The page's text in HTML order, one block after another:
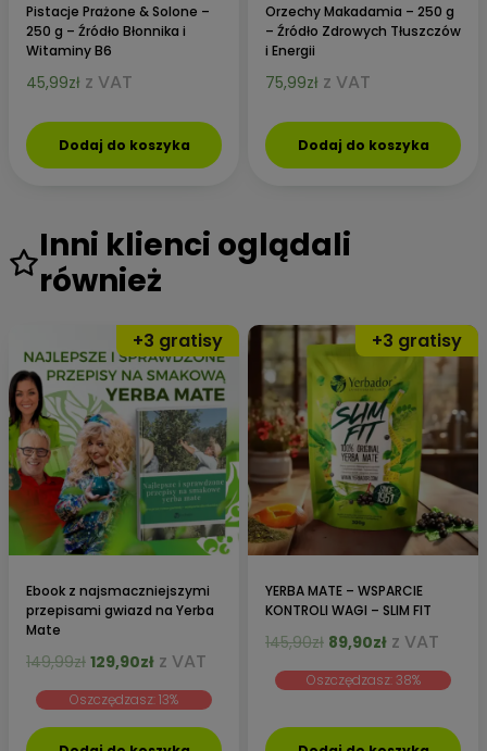
Pistacje Prażone & Solone –
250 g – Źródło Błonnika i
Witaminy B6
45,99zł z VAT
Dodaj do koszyka
Orzechy Makadamia – 250 g
– Źródło Zdrowych Tłuszczów
i Energii
75,99zł z VAT
Dodaj do koszyka
Inni klienci oglądali
również
Ebook z najsmaczniejszymi
przepisami gwiazd na Yerba
Mate
149,99zł Pierwotna
wynosiła:
149,99zł.
129,90złAktualna
wynosi:
129,90zł.
z VAT
Oszczędzasz: 13%
YERBA MATE – WSPARCIE
KONTROLI WAGI – SLIM FIT
145,90zł Pierwotna
wynosiła:
89,90złAktualna
wynosi:
z VAT
Oszczędzasz: 38%